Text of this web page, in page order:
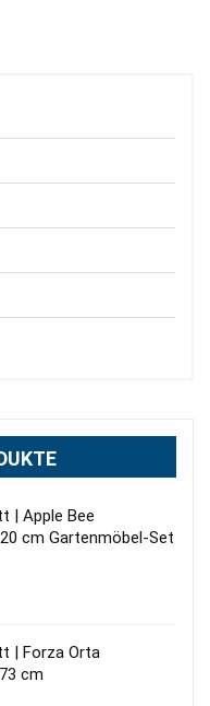
| Apple Bee
cm Gartenmöbel-Set
| Forza Orta
cm